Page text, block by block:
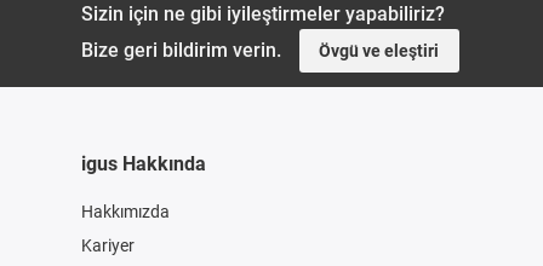
Sizin için ne gibi iyileştirmeler yapabiliriz?
Bize geri bildirim verin.
Övgü ve eleştiri
igus Hakkında
Hakkımızda
Kariyer